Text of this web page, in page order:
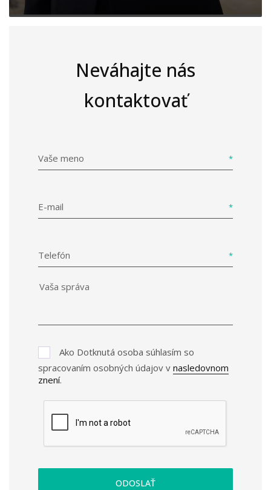
Neváhajte nás
kontaktovať
Vaše meno
E-mail
Telefón
Ako Dotknutá osoba súhlasím so
spracovaním osobných údajov v nasledovnom
znení.
ODOSLAŤ